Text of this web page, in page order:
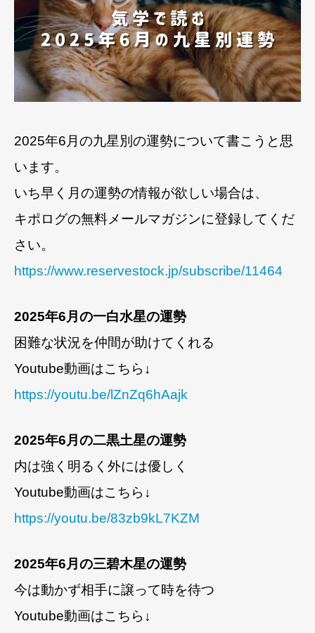
2025年6月の九星別の運勢について書こうと思
います。
いち早く月の運勢の情報が欲しい場合は、
キポログの無料メールマガジンに登録してくだ
さい。
https://www.reservestock.jp/subscribe/11464
2025年6月の一白水星の運勢
困難な状況を仲間が助けてくれる
Youtube動画はこちら↓
https://youtu.be/lZnZq6hAajk
2025年6月の二黒土星の運勢
内は強く明るく外には優しく
Youtube動画はこちら↓
https://youtu.be/83zb9kL7KZM
2025年6月の三碧木星の運勢
今は動かず相手に譲って時を待つ
Youtube動画はこちら↓